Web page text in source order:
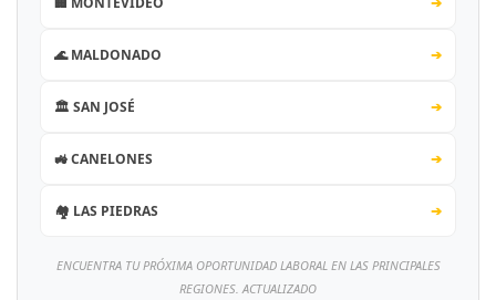
🌊 MALDONADO ➔
🏛️ SAN JOSÉ ➔
🚜 CANELONES ➔
🏘️ LAS PIEDRAS ➔
ENCUENTRA TU PRÓXIMA OPORTUNIDAD LABORAL EN LAS PRINCIPALES
REGIONES. ACTUALIZADO